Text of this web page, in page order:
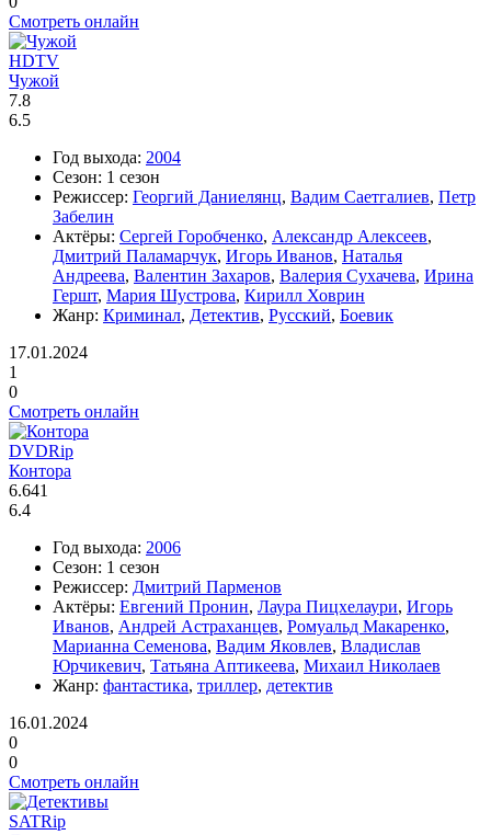
Смотреть онлайн
HDTV
Чужой
7.8
6.5
Год выхода: 2004
Сезон: 1 сезон
Режиссер: Георгий Даниелянц, Вадим Саетгалиев, Петр
Забелин
Актёры: Сергей Горобченко, Александр Алексеев,
Дмитрий Паламарчук, Игорь Иванов, Наталья
Андреева, Валентин Захаров, Валерия Сухачева, Ирина
Гершт, Мария Шустрова, Кирилл Ховрин
Жанр: Криминал, Детектив, Русский, Боевик
17.01.2024
1
0
Смотреть онлайн
DVDRip
Контора
6.641
6.4
Год выхода: 2006
Сезон: 1 сезон
Режиссер: Дмитрий Парменов
Актёры: Евгений Пронин, Лаура Пицхелаури, Игорь
Иванов, Андрей Астраханцев, Ромуальд Макаренко,
Марианна Семенова, Вадим Яковлев, Владислав
Юрчикевич, Татьяна Аптикеева, Михаил Николаев
Жанр: фантастика, триллер, детектив
16.01.2024
0
0
Смотреть онлайн
SATRip